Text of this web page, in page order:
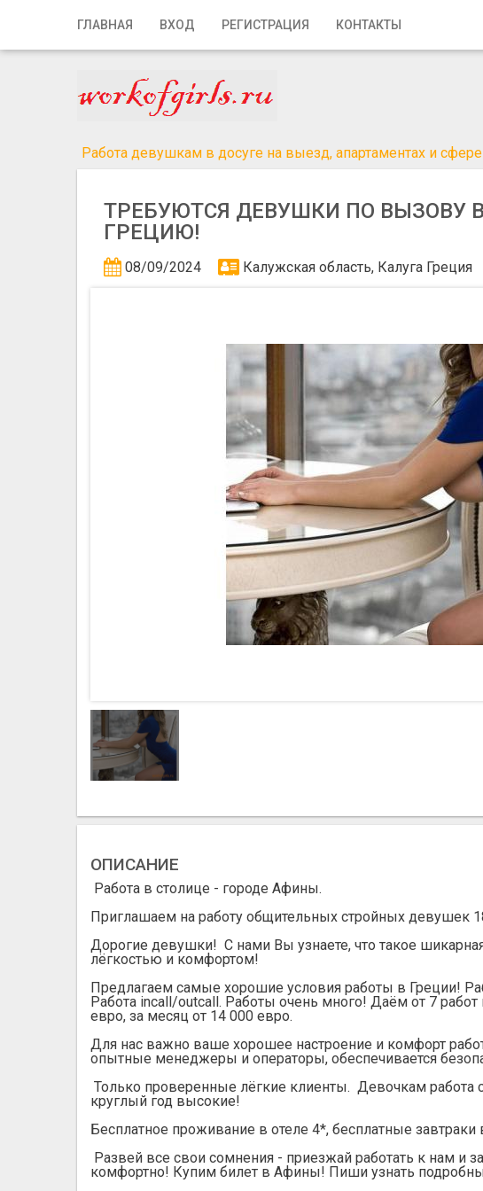
ГЛАВНАЯ ВХОД РЕГИСТРАЦИЯ КОНТАКТЫ
Главная
Регистрация
Работа девушкам в досуге на выезд, апартаментах и сфере
ТРЕБУЮТСЯ ДЕВУШКИ ПО ВЫЗОВУ В
ГРЕЦИЮ!
08/09/2024 Калужская область, Калуга Греция
ОПИСАНИЕ
Работа в столице - городе Афины.
Приглашаем на работу общительных стройных девушек
Дорогие девушки! С нами Вы узнаете, что такое
лёгкостью и комфортом!
Предлагаем самые хорошие условия работы в Греции!
Работа incall/outcall. Работы очень много! Даём от 7 работ
евро, за месяц от 14 000 евро.
Для нас важно ваше хорошее настроение и комфорт
опытные менеджеры и операторы, обеспечивается
Только проверенные лёгкие клиенты. Девочкам работа
круглый год высокие!
Бесплатное проживание в отеле 4*, бесплатные
Развей все свои сомнения - приезжай работать к нам и
комфортно! Купим билет в Афины! Пиши узнать